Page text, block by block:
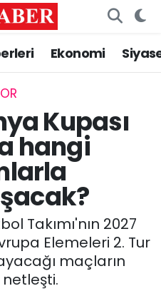
Ekonomi
Kupası
hangi
Takımı'nın 2027
Elemeleri 2. Tur
maçların
ve Fikstür